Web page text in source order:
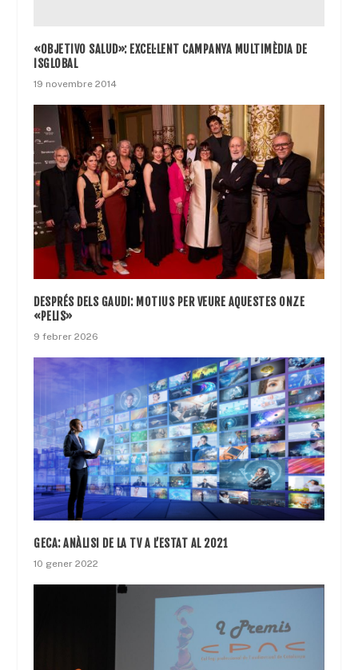
«OBJETIVO SALUD»: EXCEL·LENT CAMPANYA MULTIMÈDIA DE
ISGLOBAL
19 novembre 2014
DESPRÉS DELS GAUDI: MOTIUS PER VEURE AQUESTES ONZE
«PELIS»
9 febrer 2026
GECA: ANÀLISI DE LA TV A L’ESTAT AL 2021
10 gener 2022